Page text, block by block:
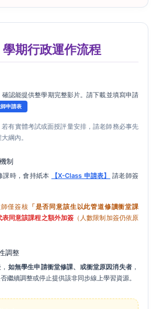
期行政運作流程
認能提供整學期完整影片。請下載並填寫申請
師申請表
若有實體考試或面授評量安排，請老師務必事先
綱內。
制
課時，會持紙本
【X-Class 申請表】
請老師簽
僅簽核 「是否同意該生以此管道修讀衝堂課
表同意該課程之額外加簽 （人數限制加簽仍依原
調整
如無學生申請衝堂修課、或衝堂原因消失者 ，
繼續調整或停止提供該非同步線上學習資源。